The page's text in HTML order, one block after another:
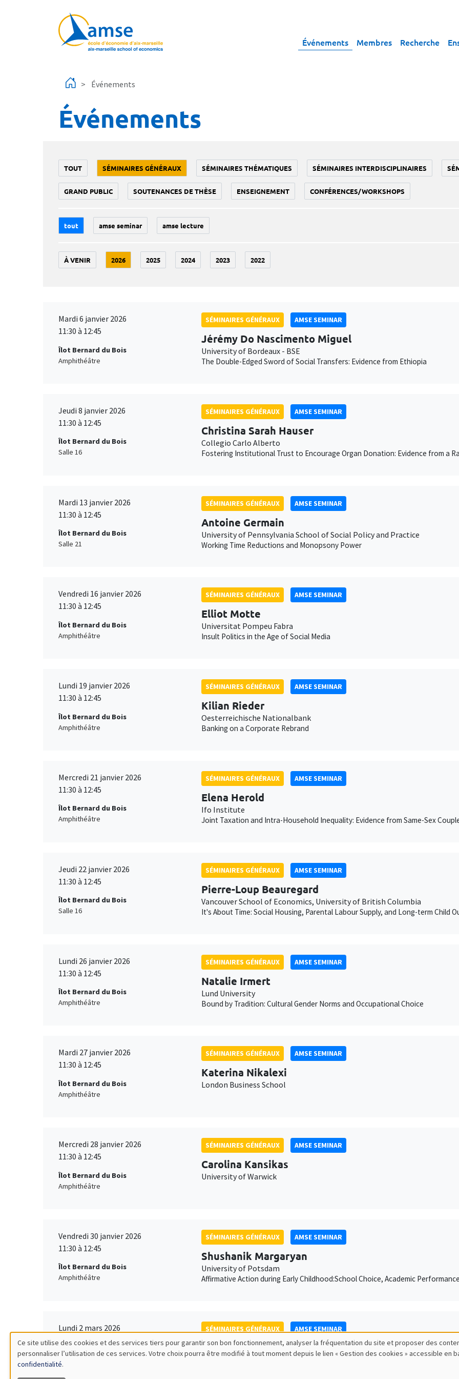
Événements Membres Recherche
Événements
Événements
TOUT SÉMINAIRES GÉNÉRAUX SÉMINAIRES THÉMATIQUES SÉMINAIRES INTERDISCIPLINAIRES
GRAND PUBLIC SOUTENANCES DE THÈSE ENSEIGNEMENT CONFÉRENCES/WORKSHOPS
tout amse seminar amse lecture
À VENIR 2026 2025 2024 2023 2022
Mardi 6 janvier 2026
11:30 à 12:45
Îlot Bernard du Bois
Amphithéâtre
SÉMINAIRES GÉNÉRAUX AMSE SEMINAR
Jérémy Do Nascimento Miguel
University of Bordeaux - BSE
The Double-Edged Sword of Social Transfers: Evidence from Ethiopia
Jeudi 8 janvier 2026
11:30 à 12:45
Îlot Bernard du Bois
Salle 16
SÉMINAIRES GÉNÉRAUX AMSE SEMINAR
Christina Sarah Hauser
Collegio Carlo Alberto
Fostering Institutional Trust to Encourage Organ Donation: Evidence from a
Mardi 13 janvier 2026
11:30 à 12:45
Îlot Bernard du Bois
Salle 21
SÉMINAIRES GÉNÉRAUX AMSE SEMINAR
Antoine Germain
University of Pennsylvania School of Social Policy and Practice
Working Time Reductions and Monopsony Power
Vendredi 16 janvier 2026
11:30 à 12:45
Îlot Bernard du Bois
Amphithéâtre
SÉMINAIRES GÉNÉRAUX AMSE SEMINAR
Elliot Motte
Universitat Pompeu Fabra
Insult Politics in the Age of Social Media
Lundi 19 janvier 2026
11:30 à 12:45
Îlot Bernard du Bois
Amphithéâtre
SÉMINAIRES GÉNÉRAUX AMSE SEMINAR
Kilian Rieder
Oesterreichische Nationalbank
Banking on a Corporate Rebrand
Mercredi 21 janvier 2026
11:30 à 12:45
Îlot Bernard du Bois
Amphithéâtre
SÉMINAIRES GÉNÉRAUX AMSE SEMINAR
Elena Herold
Ifo Institute
Joint Taxation and Intra-Household Inequality: Evidence from Same-Sex
Jeudi 22 janvier 2026
11:30 à 12:45
Îlot Bernard du Bois
Salle 16
SÉMINAIRES GÉNÉRAUX AMSE SEMINAR
Pierre-Loup Beauregard
Vancouver School of Economics, University of British Columbia
It's About Time: Social Housing, Parental Labour Supply, and Long-term Child
Lundi 26 janvier 2026
11:30 à 12:45
Îlot Bernard du Bois
Amphithéâtre
SÉMINAIRES GÉNÉRAUX AMSE SEMINAR
Natalie Irmert
Lund University
Bound by Tradition: Cultural Gender Norms and Occupational Choice
Mardi 27 janvier 2026
11:30 à 12:45
Îlot Bernard du Bois
Amphithéâtre
SÉMINAIRES GÉNÉRAUX AMSE SEMINAR
Katerina Nikalexi
London Business School
Mercredi 28 janvier 2026
11:30 à 12:45
Îlot Bernard du Bois
Amphithéâtre
SÉMINAIRES GÉNÉRAUX AMSE SEMINAR
Carolina Kansikas
University of Warwick
Vendredi 30 janvier 2026
11:30 à 12:45
Îlot Bernard du Bois
Amphithéâtre
SÉMINAIRES GÉNÉRAUX AMSE SEMINAR
Shushanik Margaryan
University of Potsdam
Affirmative Action during Early Childhood:School Choice, Academic
Lundi 2 mars 2026
11:30 à 12:45
Îlot Bernard du Bois
Amphithéâtre
SÉMINAIRES GÉNÉRAUX AMSE SEMINAR
François Salanié
Utilisation
Ce site utilise des cookies et des services tiers pour garantir son bon fonctionnement, analyser la fréquentation du site et proposer des
personnaliser l’utilisation de ces services. Votre choix pourra être modifié à tout moment depuis le lien « Gestion des cookies » accessible en
confidentialité.